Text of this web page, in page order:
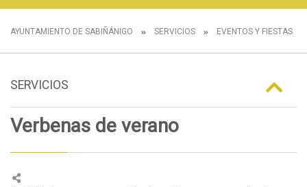
AYUNTAMIENTO DE SABIÑÁNIGO SERVICIOS EVENTOS Y FIESTAS
SERVICIOS
Verbenas de verano